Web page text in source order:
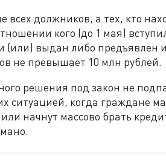
всех должников, а тех, кто
кого (до 1 мая)
(или) выдан либо предъявлен
не превышает 10 млн рублей.
решения под закон не
ситуацией, когда граждане
начнут массово брать